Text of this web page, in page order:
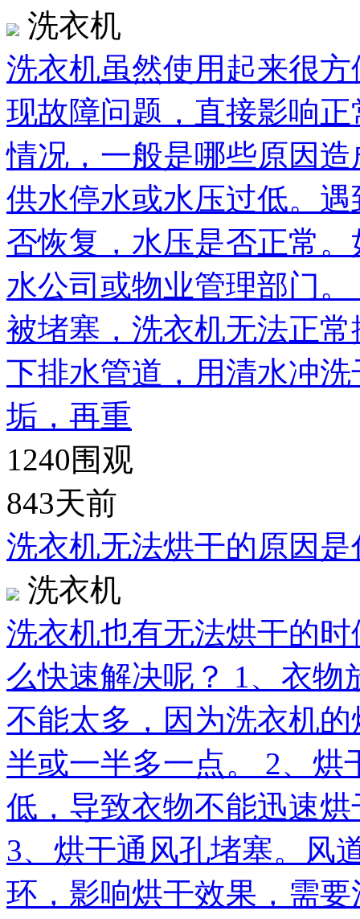
洗衣机
洗衣机虽然使用起来很
现故障问题，直接影响
情况，一般是哪些原因
供水停水或水压过低。
否恢复，水压是否正常
水公司或物业管理部门
被堵塞，洗衣机无法正
下排水管道，用清水冲
垢，再重
1240围观
843天前
洗衣机无法烘干的原因
洗衣机
洗衣机也有无法烘干的
么快速解决呢？ 1、衣物
不能太多，因为洗衣机
半或一半多一点。 2、烘
低，导致衣物不能迅速
3、烘干通风孔堵塞。风
环，影响烘干效果，需